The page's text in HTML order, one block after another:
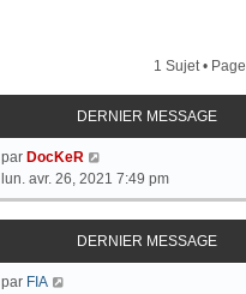
1 Sujet • Page
DERNIER MESSAGE
par DocKeR
lun. avr. 26, 2021 7:49 pm
DERNIER MESSAGE
par FIA